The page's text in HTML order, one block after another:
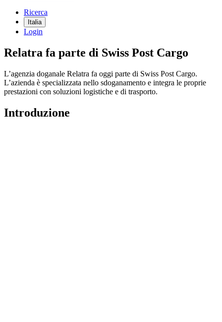
Ricerca
Italia
Login
Relatra fa parte di Swiss Post Cargo
L’agenzia doganale Relatra fa oggi parte di Swiss Post Cargo.
L’azienda è specializzata nello sdoganamento e integra le proprie
prestazioni con soluzioni logistiche e di trasporto.
Introduzione